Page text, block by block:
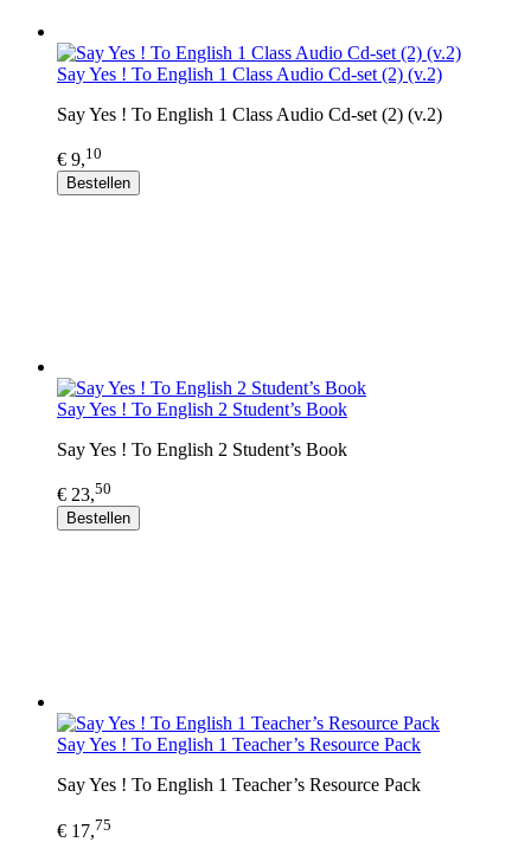
Say Yes ! To English 1 Class Audio Cd-set (2) (v.2)
Say Yes ! To English 1 Class Audio Cd-set (2) (v.2)
€ 9,10
Bestellen
Say Yes ! To English 2 Student’s Book
Say Yes ! To English 2 Student’s Book
€ 23,50
Bestellen
Say Yes ! To English 1 Teacher’s Resource Pack
Say Yes ! To English 1 Teacher’s Resource Pack
€ 17,75